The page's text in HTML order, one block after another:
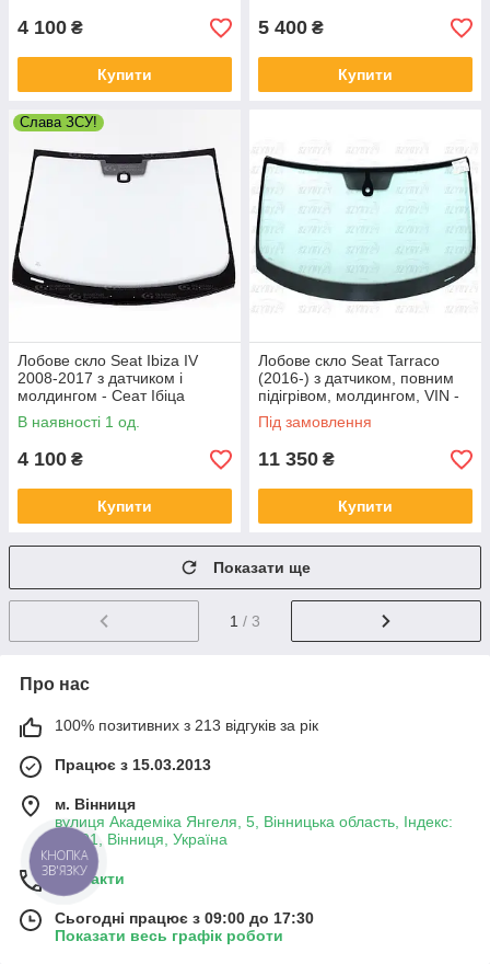
4 100 ₴
Купити
5 400 ₴
Купити
Слава ЗСУ!
Лобове скло Seat Ibiza IV
2008-2017 з датчиком і
молдингом - Сеат Ібіца
В наявності 1 од.
4 100 ₴
Купити
Лобове скло Seat Tarraco
(2016-) з датчиком, повним
підігрівом, молдингом, VIN -
Сіат Таррако
Під замовлення
11 350 ₴
Купити
Показати ще
1 / 3
Про нас
100% позитивних з 213 відгуків за рік
Працює з 15.03.2013
м. Вінниця
вулиця Академіка Янгеля, 5, Вінницька область, Індекс:
21001, Вінниця, Україна
Контакти
Сьогодні працює з 09:00 до 17:30
Показати весь графік роботи
КНОПКА
ЗВ'ЯЗКУ